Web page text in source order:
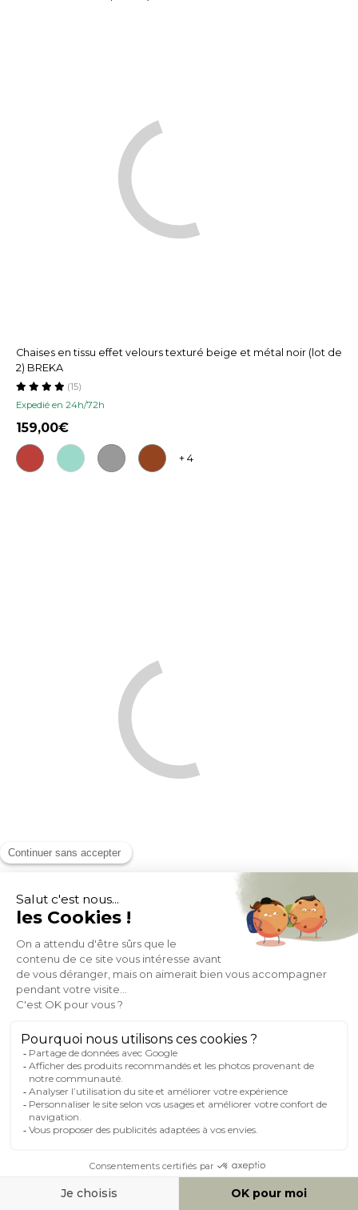
Chaises en tissu effet velours texturé beige et métal noir (lot de
2) BREKA
Expedié en 24h/72h
(15)
159,00
+ 4
Chaises scandinaves en tissu effet velours texturé beige et bois
clair (lot de 2) COSETTE
Expedié en 24h/72h
(65)
- 34%
217,79 329,99